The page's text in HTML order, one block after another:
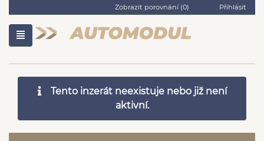
Zobrazit porovnání (0) Přihlásit
Tento inzerát neexistuje nebo již není
aktivní.